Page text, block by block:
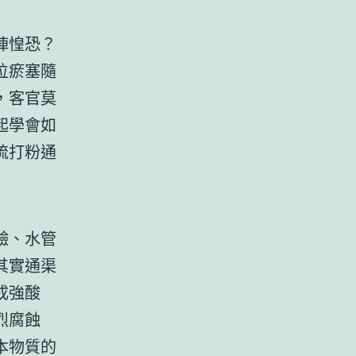
惶恐？
瘀塞隨
客官莫
學會如
打粉通
、水管
實通渠
強酸
腐蝕
物質的